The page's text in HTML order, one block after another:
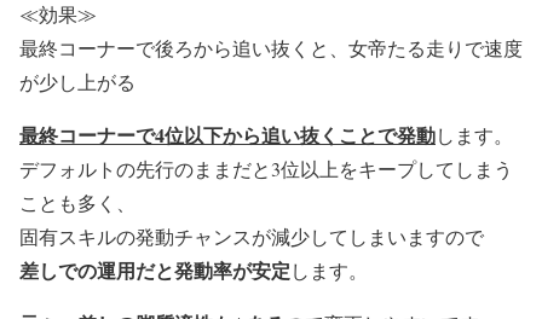
≪効果≫
最終コーナーで後ろから追い抜くと、女帝たる走りで速度
が少し上がる
最終コーナーで4位以下から追い抜くことで発動します。
デフォルトの先行のままだと3位以上をキープしてしまう
ことも多く、
固有スキルの発動チャンスが減少してしまいますので
差しでの運用だと発動率が安定します。